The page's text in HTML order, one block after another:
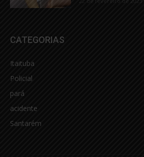
CATEGORIAS
Itaituba
Policial
pará
acidente
Santarém